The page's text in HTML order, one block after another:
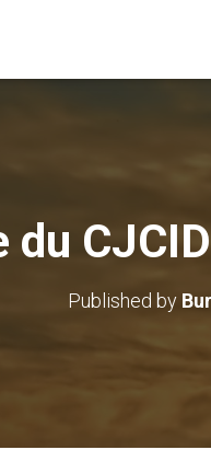
du
Published by